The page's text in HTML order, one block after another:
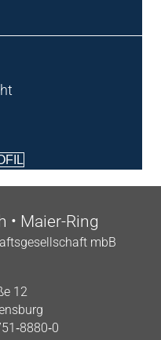
• Maier-Ring
mbB
12